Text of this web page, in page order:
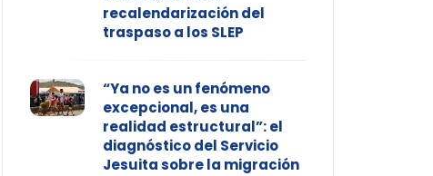
recalendarización del
traspaso a los SLEP
“Ya no es un fenómeno
excepcional, es una
realidad estructural”: el
diagnóstico del Servicio
Jesuita sobre la migración